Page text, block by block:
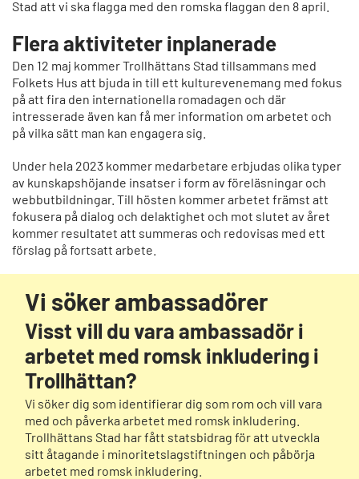
Stad att vi ska flagga med den romska flaggan den 8 april.
Flera aktiviteter inplanerade
Den 12 maj kommer Trollhättans Stad tillsammans med
Folkets Hus att bjuda in till ett kulturevenemang med fokus
på att fira den internationella romadagen och där
intresserade även kan få mer information om arbetet och
på vilka sätt man kan engagera sig.
Under hela 2023 kommer medarbetare erbjudas olika typer
av kunskapshöjande insatser i form av föreläsningar och
webbutbildningar. Till hösten kommer arbetet främst att
fokusera på dialog och delaktighet och mot slutet av året
kommer resultatet att summeras och redovisas med ett
förslag på fortsatt arbete.
Vi söker ambassadörer
Visst vill du vara ambassadör i
arbetet med romsk inkludering i
Trollhättan?
Vi söker dig som identifierar dig som rom och vill vara
med och påverka arbetet med romsk inkludering.
Trollhättans Stad har fått statsbidrag för att utveckla
sitt åtagande i minoritetslagstiftningen och påbörja
arbetet med romsk inkludering.